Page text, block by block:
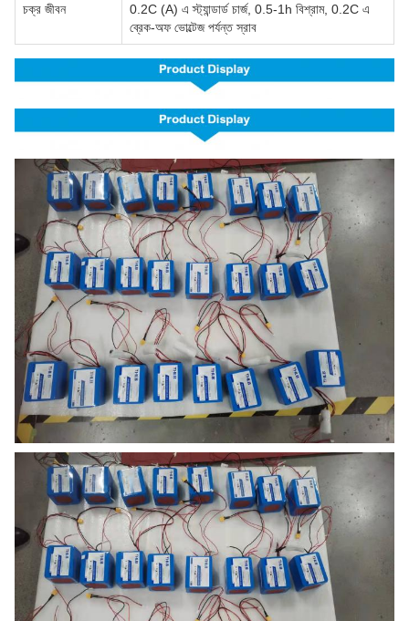
চক্র জীবন
0.2C (A) এ স্ট্যান্ডার্ড চার্জ, 0.5-1h বিশ্রাম, 0.2C এ
ব্রেক-অফ ভোল্টেজ পর্যন্ত স্রাব